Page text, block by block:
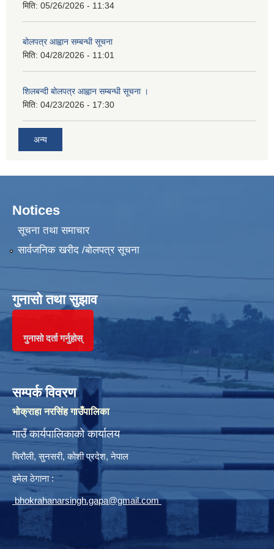
मिति: 05/26/2026 - 11:34
बोलपत्र आह्वान सम्बन्धी सूचना
मिति: 04/28/2026 - 11:01
शिलबन्दी बोलपत्र आह्वान सम्बन्धी सूचना ।
मिति: 04/23/2026 - 17:30
अन्य
Notices
सूचना तथा समाचार
सार्वजनिक खरीद /बोलपत्र सूचना
गुनासो तथा सुझाव
गुनासो दर्ता गर्नुहोस्
सम्पर्क विवरण
भोक्राहा नरसिंह गाउँपालिका
गाउँ कार्यपालिकाको कार्यालय
चिरौली, सुनसरी, कोशी प्रदेश, नेपाल
इमेल ठेगाना :
bhokrahanarsingh.gapa@gmail.com